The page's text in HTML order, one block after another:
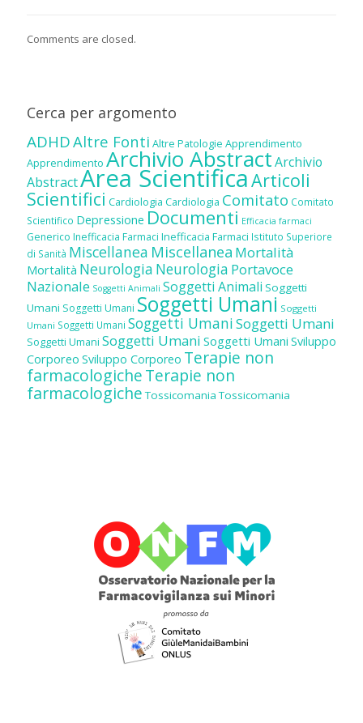
Comments are closed.
Cerca per argomento
ADHDAltre Fonti Altre Patologie Apprendimento
Apprendimento Archivio AbstractArchivio
AbstractArea ScientificaArticoli
Scientifici Cardiologia Cardiologia Comitato Comitato
Scientifico Depressione Documenti Efficacia farmaci
Generico Inefficacia Farmaci Inefficacia Farmaci Istituto Superiore
di Sanità Miscellanea Miscellanea Mortalità
Mortalità Neurologia Neurologia Portavoce
Nazionale Soggetti Animali Soggetti Animali Soggetti
Umani Soggetti Umani Soggetti Umani Soggetti
Umani Soggetti Umani Soggetti UmaniSoggetti Umani
Soggetti Umani Soggetti Umani Soggetti Umani Sviluppo
Corporeo Sviluppo Corporeo Terapie non
farmacologicheTerapie non
farmacologiche Tossicomania Tossicomania